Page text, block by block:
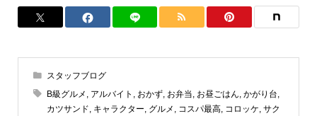
スタッフブログ
B級グルメ , アルバイト , おかず, お弁当, お昼ごはん, かがり台,
カツサンド, キャラクター, グルメ , コスパ最高, コロッケ, サク